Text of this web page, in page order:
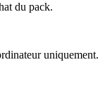
du pack.
uniquement.